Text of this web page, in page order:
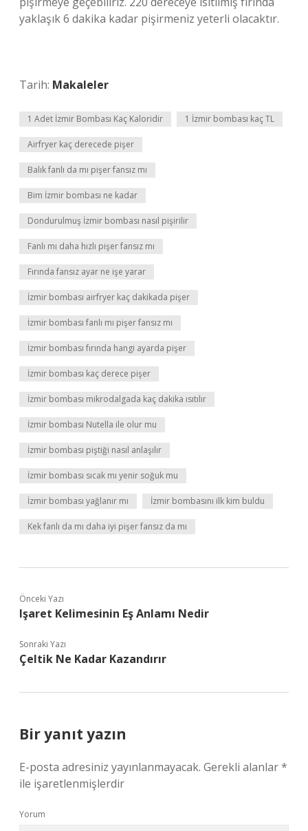
yaklaşık 6 dakika kadar pişirmeniz yeterli olacaktır.
Tarih: Makaleler
1 Adet İzmir Bombası Kaç Kaloridir 1 İzmir bombası kaç TL
Airfryer kaç derecede pişer
Balık fanlı da mı pişer fansız mı
Bim İzmir bombası ne kadar
Dondurulmuş İzmir bombası nasıl pişirilir
Fanlı mı daha hızlı pişer fansız mı
Fırında fansız ayar ne işe yarar
İzmir bombası airfryer kaç dakikada pişer
İzmir bombası fanlı mı pişer fansız mı
İzmir bombası fırında hangi ayarda pişer
İzmir bombası kaç derece pişer
İzmir bombası mikrodalgada kaç dakika ısıtılır
İzmir bombası Nutella ile olur mu
İzmir bombası piştiği nasıl anlaşılır
İzmir bombası sıcak mı yenir soğuk mu
İzmir bombası yağlanır mı İzmir bombasını ilk kim buldu
Kek fanlı da mı daha iyi pişer fansız da mı
Önceki Yazı
Işaret Kelimesinin Eş Anlamı Nedir
Sonraki Yazı
Çeltik Ne Kadar Kazandırır
Bir yanıt yazın
E-posta adresiniz yayınlanmayacak. Gerekli alanlar*
ile işaretlenmişlerdir
Yorum